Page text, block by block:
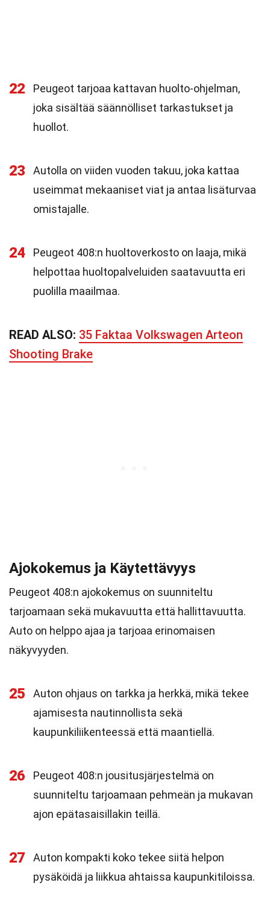
22
Peugeot tarjoaa kattavan huolto-ohjelman,
joka sisältää säännölliset tarkastukset ja
huollot.
23
Autolla on viiden vuoden takuu, joka kattaa
useimmat mekaaniset viat ja antaa lisäturvaa
omistajalle.
24
Peugeot 408:n huoltoverkosto on laaja, mikä
helpottaa huoltopalveluiden saatavuutta eri
puolilla maailmaa.
READ ALSO: 35 Faktaa Volkswagen Arteon
Shooting Brake
Ajokokemus ja Käytettävyys
Peugeot 408:n ajokokemus on suunniteltu
tarjoamaan sekä mukavuutta että hallittavuutta.
Auto on helppo ajaa ja tarjoaa erinomaisen
näkyvyyden.
25
Auton ohjaus on tarkka ja herkkä, mikä tekee
ajamisesta nautinnollista sekä
kaupunkiliikenteessä että maantiellä.
26
Peugeot 408:n jousitusjärjestelmä on
suunniteltu tarjoamaan pehmeän ja mukavan
ajon epätasaisillakin teillä.
27
Auton kompakti koko tekee siitä helpon
pysäköidä ja liikkua ahtaissa kaupunkitiloissa.